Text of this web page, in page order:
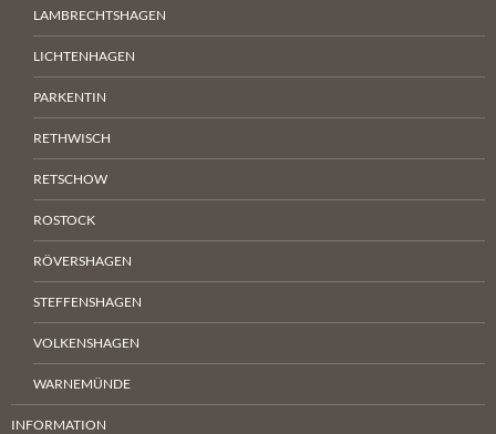
LAMBRECHTSHAGEN
LICHTENHAGEN
PARKENTIN
RETHWISCH
RETSCHOW
ROSTOCK
RÖVERSHAGEN
STEFFENSHAGEN
VOLKENSHAGEN
WARNEMÜNDE
INFORMATION